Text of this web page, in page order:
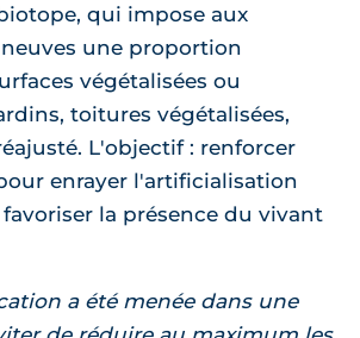
qui impose aux
une proportion
végétalisées ou
toitures végétalisées,
L'objectif : renforcer
enrayer l'artificialisation
la présence du vivant
a été menée dans une